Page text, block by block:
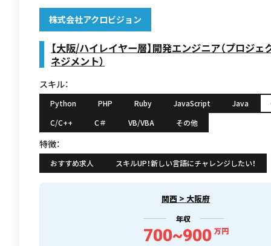
株式会社アクロビジョン
【大阪/ハイレイヤー層】開発エンジニア（プロジェ
ネジメント）
スキル：
Python PHP Ruby JavaScript Java
C/C++
C＃ VB/VBA その他
特徴：
おすすめ求人 スキルUP！新しい言語にチャレンジしたい！
関西 > 大阪府
年収
700~900 万円